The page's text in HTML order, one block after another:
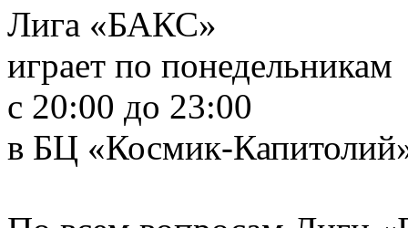
Лига «БАКС»
играет по понедельникам
с 20:00 до 23:00
в БЦ «Космик-